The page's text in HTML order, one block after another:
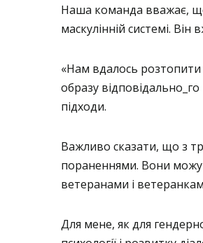
Наша команда вважає,
маскулінній системі.
«Нам вдалось розтопити
образу
підходи.
Важливо сказати, що з
пораненнями. Вони
ветеранами і
Для мене, як для